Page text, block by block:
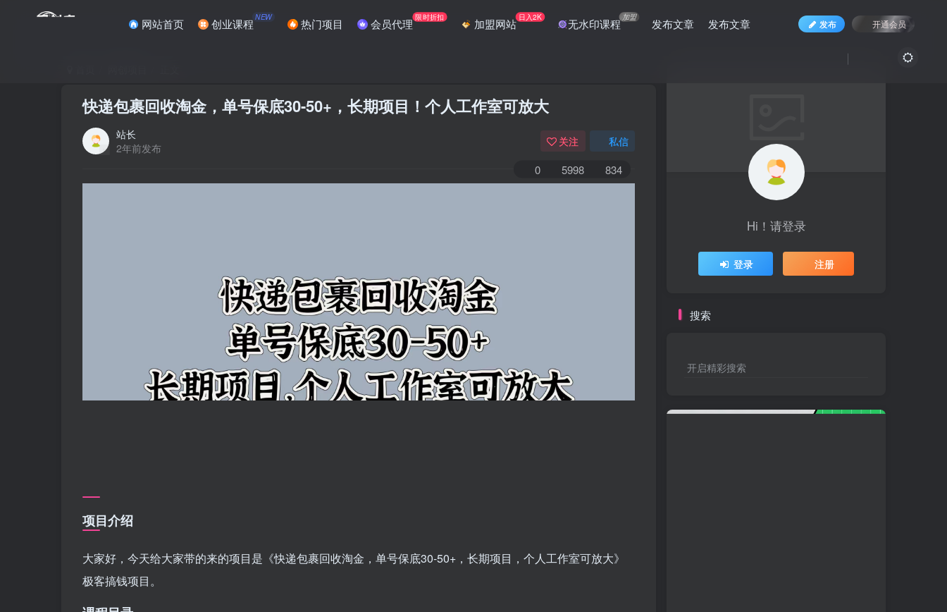
网站首页 创业课程 NEW 热门项目 会员代理 限时折扣 加盟网站 日入2K 无水印课程 加盟 发布文章 发布文章 发布 开通会员
快递包裹回收淘金，单号保底30-50+，长期项目！个人工作室可放大
站长
2年前发布
关注 私信
0 5998 834
项目介绍
大家好，今天给大家带的来的项目是《快递包裹回收淘金，单号保底30-50+，长期项目，个人工作室可放大》
极客搞钱项目。
Hi！请登录
登录 注册
搜索
开启精彩搜索